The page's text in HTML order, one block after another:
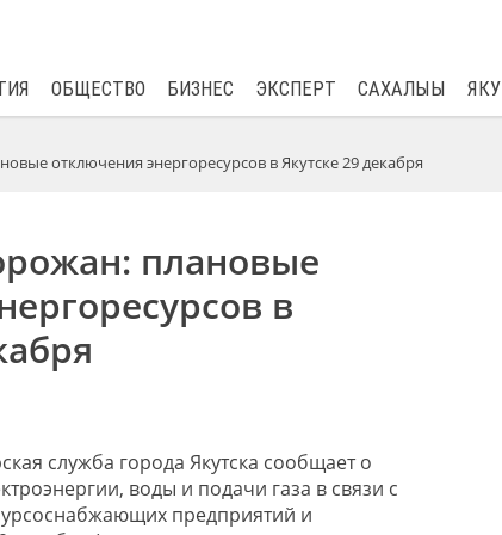
ОБЩЕСТВО БИЗНЕС ЭКСПЕРТ САХАЛЫЫ
отключения энергоресурсов в Якутске 29 декабря
плановые
в
служба города Якутска сообщает о
воды и подачи газа в связи с
предприятий и